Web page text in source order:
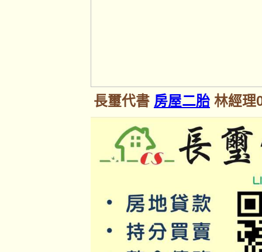
長璽代書 房屋二胎 林經理